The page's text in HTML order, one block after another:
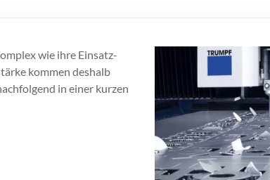
wie ihre Einsatz-
kommen deshalb
in einer kurzen